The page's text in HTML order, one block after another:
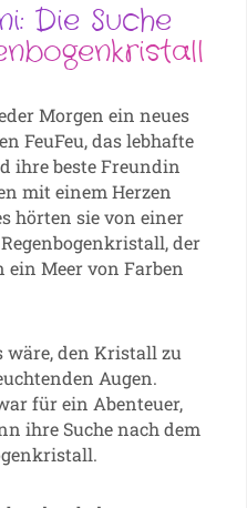
Die Suche
Morgen ein neues
FeuFeu, das lebhafte
ihre beste Freundin
mit einem Herzen
hörten sie von einer
der
Meer von Farben
wäre, den Kristall zu
Augen.
für ein Abenteuer,
ihre Suche nach dem